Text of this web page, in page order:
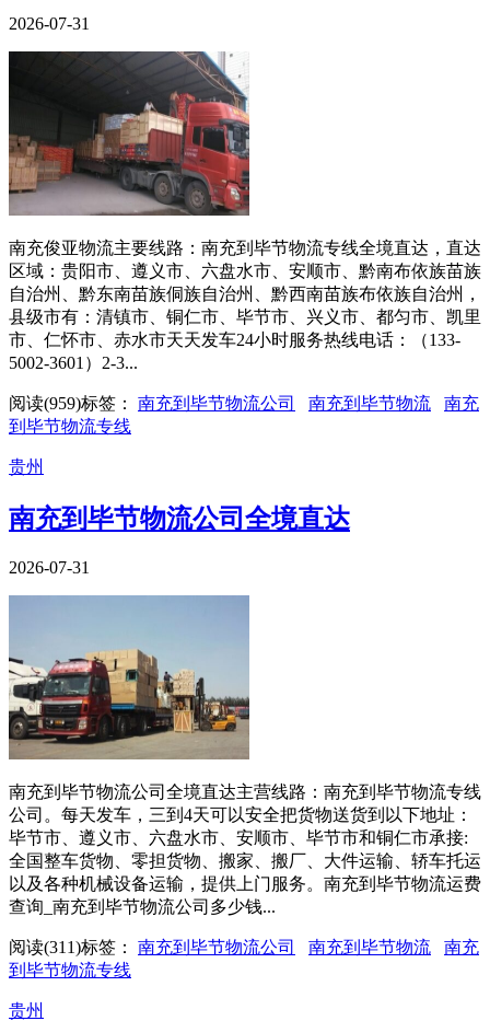
2026-07-31
南充俊亚物流主要线路：南充到毕节物流专线全境直达，直达
区域：贵阳市、遵义市、六盘水市、安顺市、黔南布依族苗族
自治州、黔东南苗族侗族自治州、黔西南苗族布依族自治州，
县级市有：清镇市、铜仁市、毕节市、兴义市、都匀市、凯里
市、仁怀市、赤水市天天发车24小时服务热线电话：（133-
5002-3601）2-3...
阅读(959)标签： 南充到毕节物流公司 南充到毕节物流
南充
到毕节物流专线
贵州
南充到毕节物流公司全境直达
2026-07-31
南充到毕节物流公司全境直达主营线路：南充到毕节物流专线
公司。每天发车，三到4天可以安全把货物送货到以下地址：
毕节市、遵义市、六盘水市、安顺市、毕节市和铜仁市承接:
全国整车货物、零担货物、搬家、搬厂、大件运输、轿车托运
以及各种机械设备运输，提供上门服务。南充到毕节物流运费
查询_南充到毕节物流公司多少钱...
阅读(311)标签： 南充到毕节物流公司 南充到毕节物流
南充
到毕节物流专线
贵州